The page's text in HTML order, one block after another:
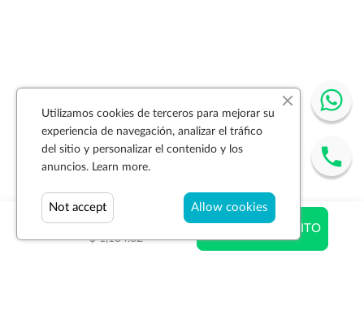
$ 935.36
$ 1,104.32
AÑADIR AL CARRITO
Utilizamos cookies de terceros para mejorar su
experiencia de navegación, analizar el tráfico
del sitio y personalizar el contenido y los
anuncios. Learn more.
Allow cookies
Not accept